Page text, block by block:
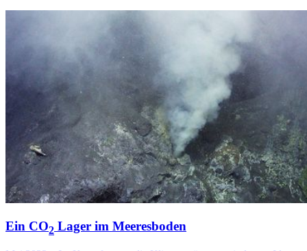
Ein CO2 Lager im Meeresboden